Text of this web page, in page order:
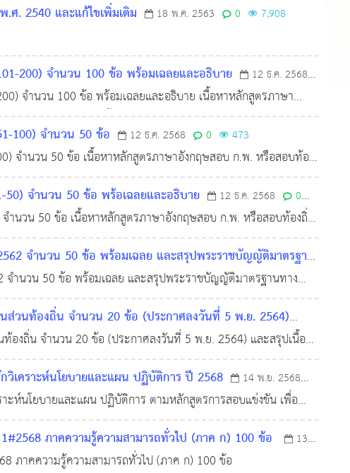
. 2540 และแก้ไขเพิ่มเติม 18 พ.ค. 2563 0 7,908
200) จำนวน 100 ข้อ พร้อมเฉลยและอธิบาย
12 ธ.ค. 2568
จำนวน 100 ข้อ พร้อมเฉลยและอธิบาย เนื้อหาหลักสูตรภาษา
ไวยากรณ์พื้นฐาน (Grammar), คำศัพท์ (Vocabulary),
100) จำนวน 50 ข้อ 12 ธ.ค. 2568 0 473
จำนวน 50 ข้อ เนื้อหาหลักสูตรภาษาอังกฤษสอบ ก.พ. หรือสอบท้อง
คำศัพท์ (Vocabulary), และการอ่าน (Reading) โดย
จำนวน 50 ข้อ พร้อเฉลยและอธิบาย 12 ธ.ค. 2568
0
นวน 50 ข้อ เนื้อหาหลักสูตรภาษาอังกฤษสอบ ก.พ. หรือสอบท้องถิ่น
คำศัพท์ (Vocabulary), และการอ่าน (Reading) โดยส่วน
จำนวน 50 ข้อ พร้อมเฉลย และ​​​​​​​สรุปพระราชบัญญัติมาตรฐาน
ำนวน 50 ข้อ พร้อมเฉลย และ​​​​​​​สรุปพระราชบัญญัติมาตรฐานทาง
มที่เป็นหลักเกณฑ์กลาง ให้เจ้าหน้าที่ของรัฐทุกหน่วยงานนำไปใช้เ
วนท้องถิ่น จำนวน 20 ข้อ (ประกาศลงวันที่ 5 พ.ย. 2564)
งถิ่น จำนวน 20 ข้อ (ประกาศลงวันที่ 5 พ.ย. 2564) และสรุปเนื้อหา
วลจริยธรรมพนักงานส่วนท้องถิ่น
คราะห์นโยบายและแผน ปฏิบัติการ ปี 2568
14 พ.ย. 2568
ห์นโยบายและแผน ปฏิบัติการ ตามหลักสูตรการสอบแข่งขัน เพื่อ
(แนบท้ายประกาศคณะกรรมการกลางการสอบแข่งขันพนักงานส่วนท
ภาคความรู้ความสามารถทั่วไป (ภาค ก) 100 ข้อ
13
ภาคความรู้ความสามารถทั่วไป (ภาค ก) 100 ข้อ